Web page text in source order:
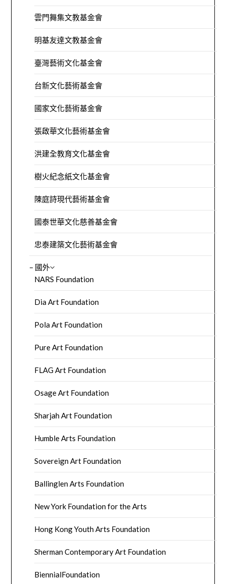
雲門舞集文教基金會
明基友達文教基金會
臺灣藝術文化基金會
台新文化藝術基金會
國家文化藝術基金會
張啟華文化藝術基金會
洪建全教育文化基金會
樹火紀念紙文化基金會
陳庭詩現代藝術基金會
國泰世華文化慈善基金會
忠泰建築文化藝術基金會
– 國外
NARS Foundation
Dia Art Foundation
Pola Art Foundation
Pure Art Foundation
FLAG Art Foundation
Osage Art Foundation
Sharjah Art Foundation
Humble Arts Foundation
Sovereign Art Foundation
Ballinglen Arts Foundation
New York Foundation for the Arts
Hong Kong Youth Arts Foundation
Sherman Contemporary Art Foundation
BiennialFoundation